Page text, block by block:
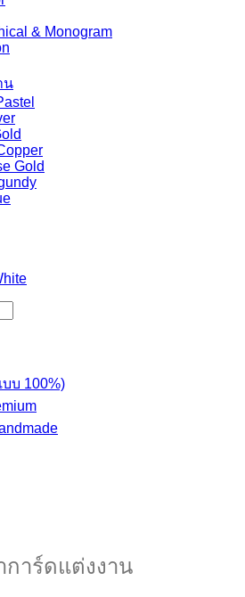
& Monogram
น
Gold
บ 100%)
การ์ดแต่งงาน